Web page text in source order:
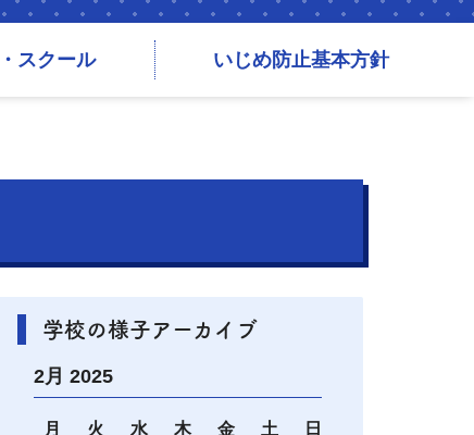
スクール いじめ防止基本方針
学校の様子アーカイブ
2月 2025
月 火 水 木 金 土
日